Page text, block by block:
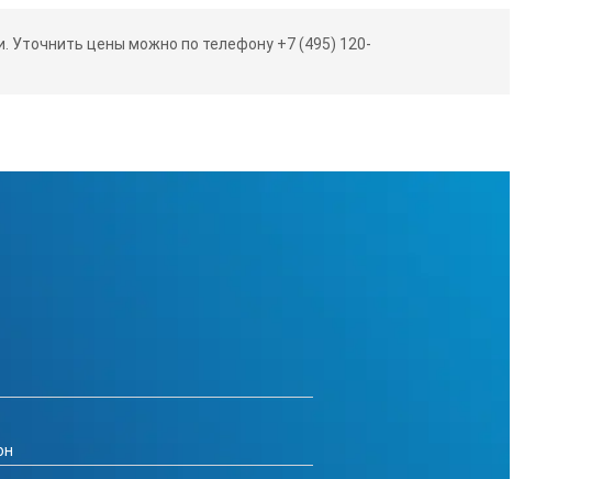
Уточнить цены можно по телефону +7 (495) 120-